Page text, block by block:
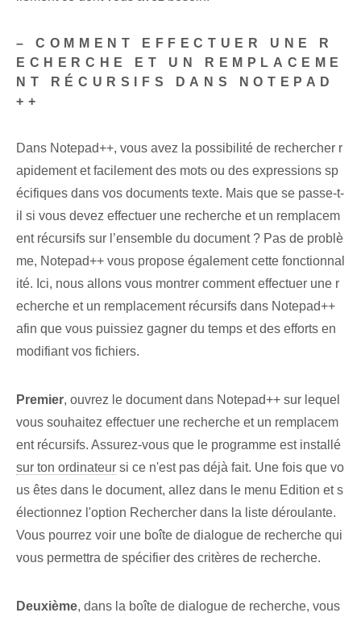
– COMMENT EFFECTUER UNE R
ECHERCHE ET UN REMPLACEME
NT RÉCURSIFS DANS NOTEPAD
++
Dans Notepad++, vous avez la possibilité de rechercher r
apidement et facilement des mots ou des expressions sp
écifiques dans vos documents texte. Mais que se passe-t-
il si vous devez effectuer une recherche et un remplacem
ent récursifs sur l’ensemble du document ? Pas de problè
me, Notepad++ vous propose également cette fonctionnal
ité. Ici, nous allons vous montrer comment effectuer une r
echerche et un remplacement récursifs dans Notepad++
afin que vous puissiez gagner du temps et des efforts en
modifiant vos fichiers.
Premier, ouvrez le document dans Notepad++ sur lequel
vous souhaitez effectuer une recherche et un remplacem
ent récursifs. Assurez-vous que le programme est installé
sur ton ordinateur si ce n'est pas déjà fait. Une fois que vo
us êtes dans le document, allez dans le menu Edition et s
électionnez l'option Rechercher dans la liste déroulante.
Vous pourrez voir une boîte de dialogue de recherche qui
vous permettra de spécifier des critères de recherche.
Deuxième, dans la boîte de dialogue de recherche, vous